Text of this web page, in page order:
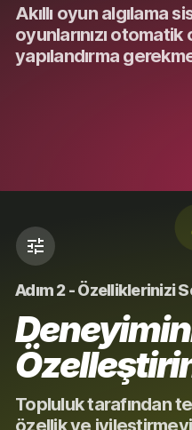
Akıllı oyun algılama
oyunlarınızı
yapılandırma
Adım 2 - Özelliklerinizi
Topluluk tarafından
özellik ve